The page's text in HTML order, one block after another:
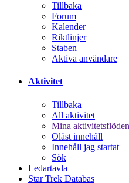
Tillbaka
Forum
Kalender
Riktlinjer
Staben
Aktiva användare
Aktivitet
Tillbaka
All aktivitet
Mina aktivitetsflöden
Oläst innehåll
Innehåll jag startat
Sök
Ledartavla
Star Trek Databas